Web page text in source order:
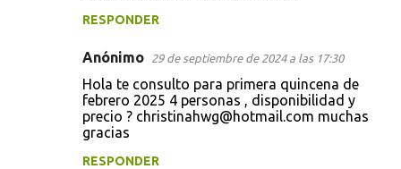
RESPONDER
Anónimo 29 de septiembre de 2024 a las 17:30
Hola te consulto para primera quincena de
febrero 2025 4 personas , disponibilidad y
precio ? christinahwg@hotmail.com muchas
gracias
RESPONDER